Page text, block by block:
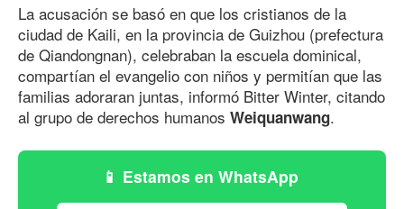
La acusación se basó en que los cristianos de la
ciudad de Kaili, en la provincia de Guizhou (prefectura
de Qiandongnan), celebraban la escuela dominical,
compartían el evangelio con niños y permitían que las
familias adoraran juntas, informó Bitter Winter, citando
al grupo de derechos humanos Weiquanwang.
Estamos en WhatsApp